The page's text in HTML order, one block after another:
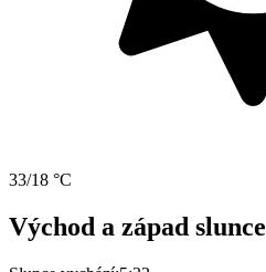
33/18 °C
Východ a západ slunce